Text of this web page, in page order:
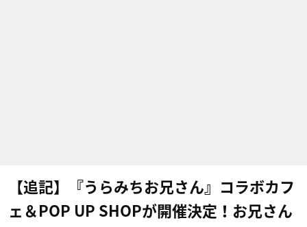
【追記】『うらみちお兄さん』コラボカフ
ェ＆POP UP SHOPが開催決定！お兄さん